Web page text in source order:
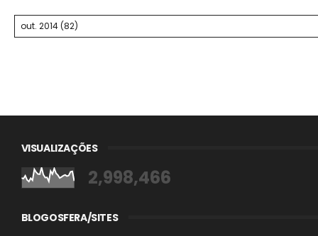
VISUALIZAÇÕES
2,998,466
BLOGOSFERA/SITES